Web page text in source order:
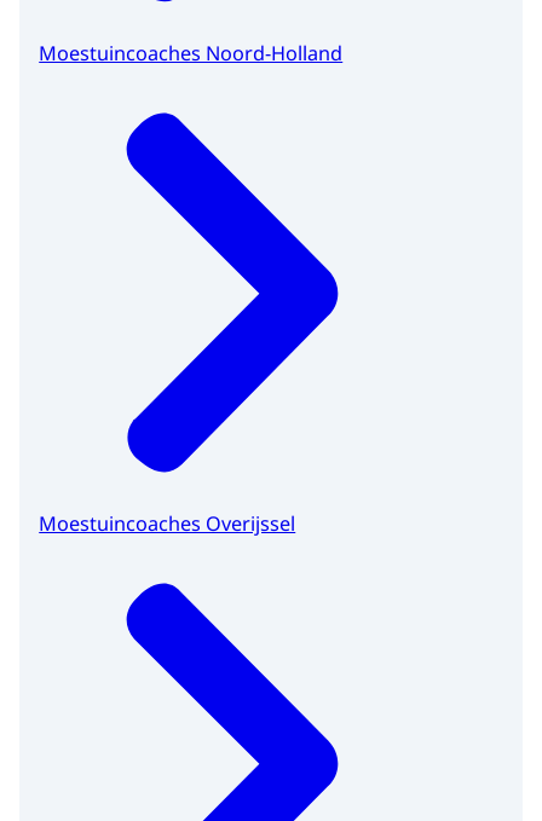
Moestuincoaches Noord-Holland
Moestuincoaches Overijssel